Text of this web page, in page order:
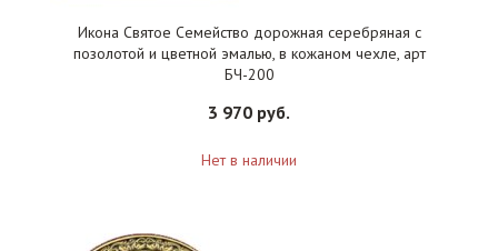
Икона Святое Семейство дорожная серебряная с
позолотой и цветной эмалью, в кожаном чехле, арт
БЧ-200
3 970 руб.
Нет в наличии